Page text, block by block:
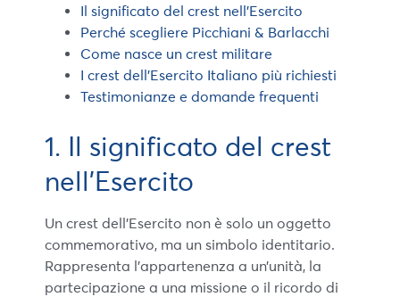
Il significato del crest nell’Esercito
Perché scegliere Picchiani & Barlacchi
Come nasce un crest militare
I crest dell’Esercito Italiano più richiesti
Testimonianze e domande frequenti
1. Il significato del crest
nell’Esercito
Un crest dell’Esercito non è solo un oggetto
commemorativo, ma un simbolo identitario.
Rappresenta l’appartenenza a un’unità, la
partecipazione a una missione o il ricordo di